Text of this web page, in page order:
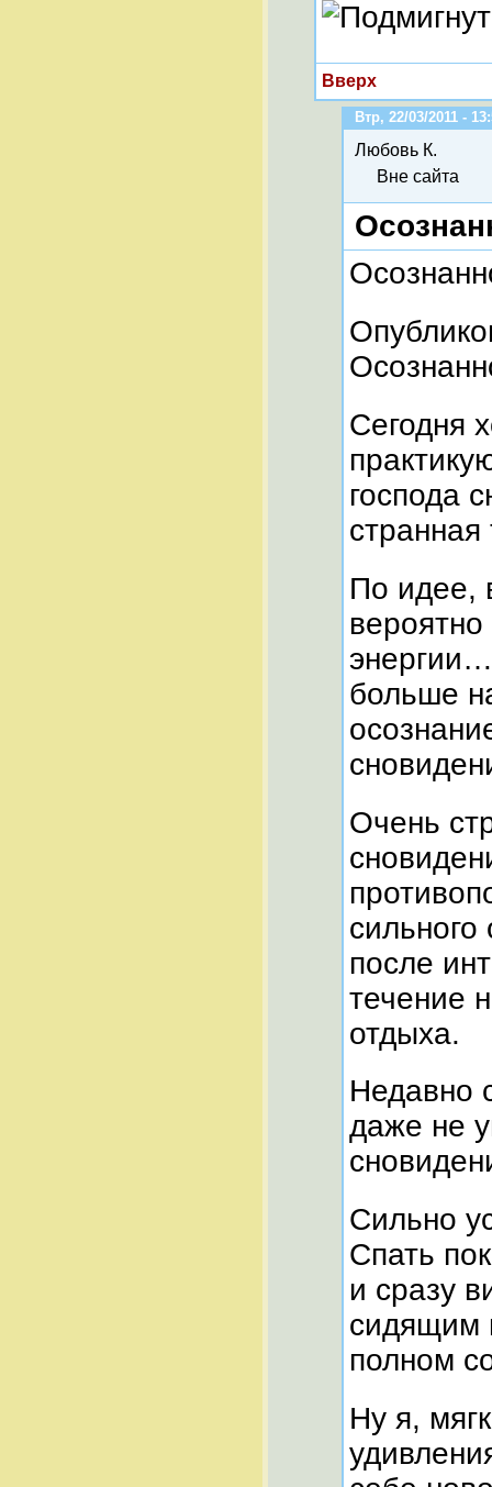
Вверх
Втр, 22/03/2011 -
Любовь К.
Вне сайта
Сегодня
господа
По идее,
больше
Очень
после
течение
отдыха.
Недавно
даже не
Сильно
Спать
и сразу
сидящим
полном
Ну я,